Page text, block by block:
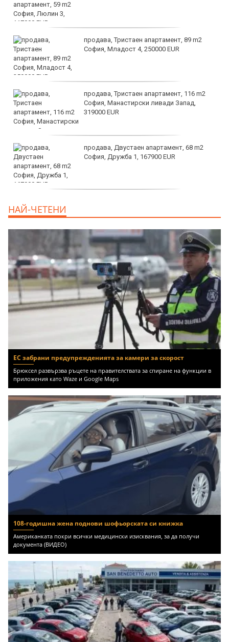
продава, Тристаен апартамент, 89 m2
София, Младост 4, 250000 EUR
продава, Тристаен апартамент, 116 m2
София, Манастирски ливади Запад,
319000 EUR
продава, Двустаен апартамент, 68 m2
София, Дружба 1, 167900 EUR
НАЙ-ЧЕТЕНИ
ЕС забрани предупрежденията за камери за скорост
Брюксел развързва ръцете на правителствата за спиране на функции в
приложения като Waze и Google Maps
108-годишна жена поднови шофьорската си книжка
Американката покри всички медицински изисквания, за да получи
документа (ВИДЕО)